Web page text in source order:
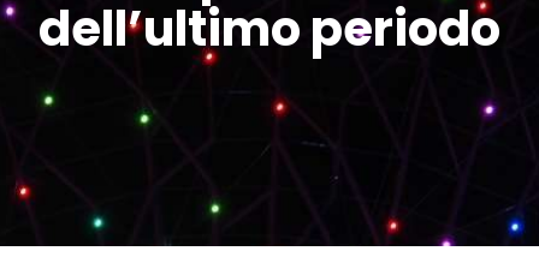
dell’ultimo periodo